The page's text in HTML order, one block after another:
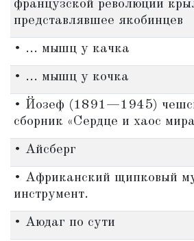
французской революции
представлявшее якобинцев
• ... мышц у качка
• ... мышц у кочка
• Йозеф (1891—1945)
сборник «Сердце и хаос
• Айсберг
• Африканский щипковый
инструмент.
• Аюдаг по сути